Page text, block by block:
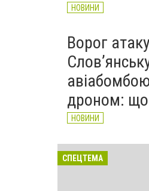
НОВИНИ
Ворог
дроном:
НОВИНИ
СПЕЦТЕМА